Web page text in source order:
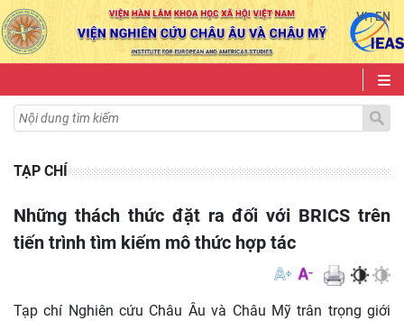
VI|EN
TẠP CHÍ
Những thách thức đặt ra đối với BRICS trên
tiến trình tìm kiếm mô thức hợp tác
Tạp chí Nghiên cứu Châu Âu và Châu Mỹ trân trọng giới